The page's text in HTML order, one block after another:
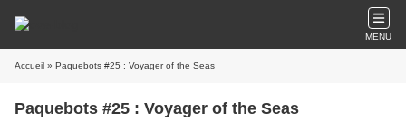
MENU
Accueil » Paquebots #25 : Voyager of the Seas
Paquebots #25 : Voyager of the Seas